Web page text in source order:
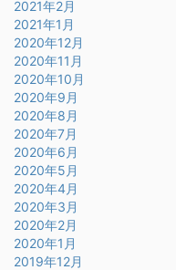
2021年2月
2021年1月
2020年12月
2020年11月
2020年10月
2020年9月
2020年8月
2020年7月
2020年6月
2020年5月
2020年4月
2020年3月
2020年2月
2020年1月
2019年12月